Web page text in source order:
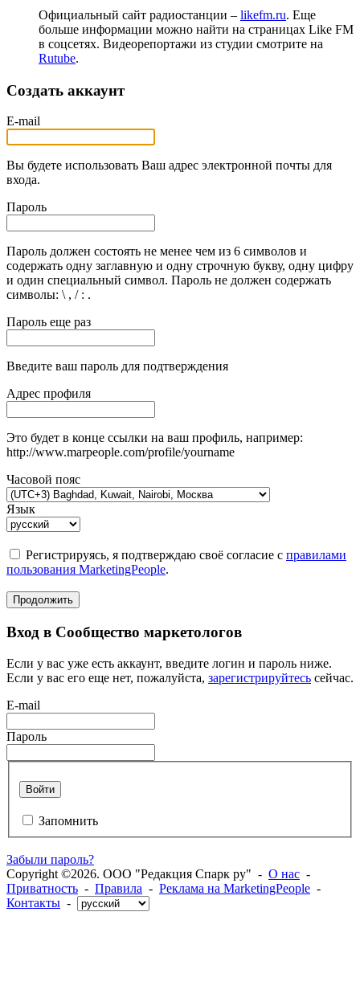
Официальный сайт радиостанции – likefm.ru. Еще
больше информации можно найти на страницах Like FM
в соцсетях. Видеорепортажи из студии смотрите на
Rutube.
Создать аккаунт
E-mail
Вы будете использовать Ваш адрес электронной почты для
входа.
Пароль
Пароль должен состоять не менее чем из 6 символов и
содержать одну заглавную и одну строчную букву, одну цифру
и один специальный символ. Пароль не должен содержать
символы: \ , / : .
Пароль еще раз
Введите ваш пароль для подтверждения
Адрес профиля
Это будет в конце ссылки на ваш профиль, например:
http://www.marpeople.com/profile/yourname
Часовой пояс
Язык
Регистрируясь, я подтверждаю своё согласие с правилами
пользования MarketingPeople.
Продолжить
Вход в Сообщество маркетологов
Если у вас уже есть аккаунт, введите логин и пароль ниже.
Если у вас его еще нет, пожалуйста, зарегистрируйтесь сейчас.
E-mail
Пароль
Войти
Запомнить
Забыли пароль?
Copyright ©2026. ООО "Редакция Спарк ру" - О нас -
Приватность - Правила - Реклама на MarketingPeople -
Контакты -